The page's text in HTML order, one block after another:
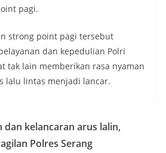
pagi.
strong point pagi tersebut
dan kepedulian Polri
tak lain memberikan rasa nyaman
lalu lintas menjadi lancar.
dan kelancaran arus lalin,
Polres Serang